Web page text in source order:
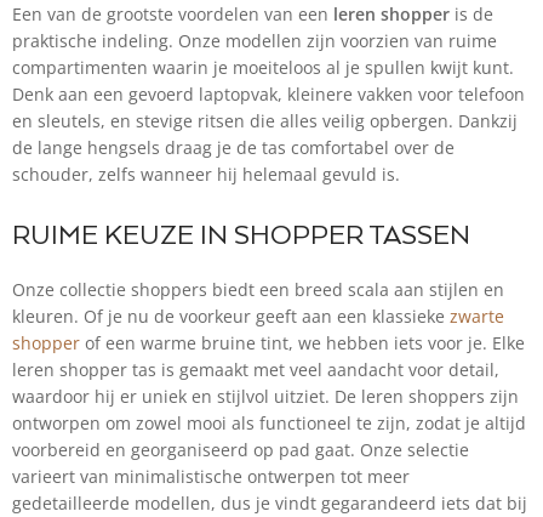
Een van de grootste voordelen van een leren shopper is de
praktische indeling. Onze modellen zijn voorzien van ruime
compartimenten waarin je moeiteloos al je spullen kwijt kunt.
Denk aan een gevoerd laptopvak, kleinere vakken voor telefoon
en sleutels, en stevige ritsen die alles veilig opbergen. Dankzij
de lange hengsels draag je de tas comfortabel over de
schouder, zelfs wanneer hij helemaal gevuld is.
RUIME KEUZE IN SHOPPER TASSEN
Onze collectie shoppers biedt een breed scala aan stijlen en
kleuren. Of je nu de voorkeur geeft aan een klassieke zwarte
shopper of een warme bruine tint, we hebben iets voor je. Elke
leren shopper tas is gemaakt met veel aandacht voor detail,
waardoor hij er uniek en stijlvol uitziet. De leren shoppers zijn
ontworpen om zowel mooi als functioneel te zijn, zodat je altijd
voorbereid en georganiseerd op pad gaat. Onze selectie
varieert van minimalistische ontwerpen tot meer
gedetailleerde modellen, dus je vindt gegarandeerd iets dat bij